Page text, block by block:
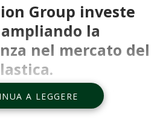
Group investe
la
nel mercato del
leader di soluzioni
plastica, acquisisce una quota
A LEGGERE